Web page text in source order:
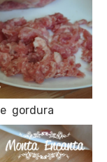
gordura